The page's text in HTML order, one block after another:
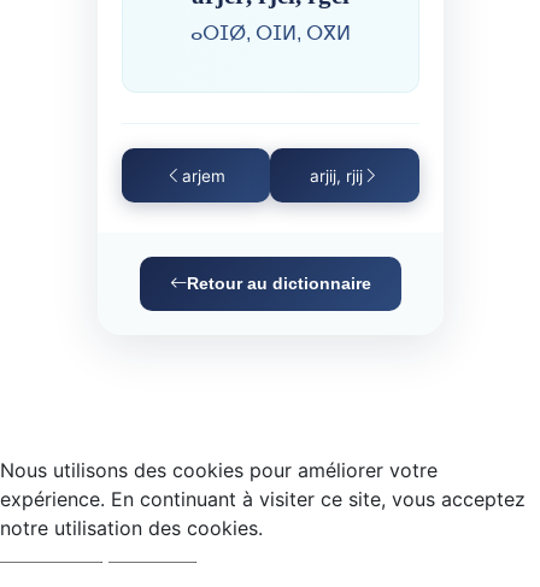
ⴰⵔⵊⵁ, ⵔⵊⵍ, ⵔⴳⵍ
arjem arjij, rjij
Retour au dictionnaire
Nous utilisons des cookies pour améliorer votre
expérience. En continuant à visiter ce site, vous acceptez
notre utilisation des cookies.